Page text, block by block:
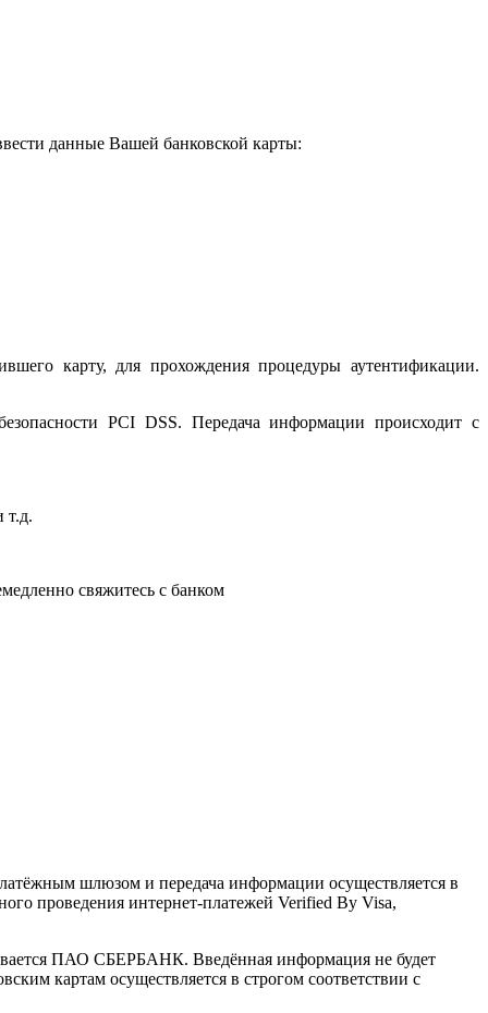
данные Вашей банковской карты:
карту, для прохождения процедуры аутентификации.
PCI DSS. Передача информации происходит с
т.д.
свяжитесь с банком
шлюзом и передача информации осуществляется в
проведения интернет-платежей Verified By Visa,
ПАО СБЕРБАНК. Введённая информация не будет
картам осуществляется в строгом соответствии с